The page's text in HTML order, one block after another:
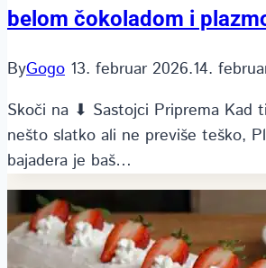
belom čokoladom i
ByGogo 13. februar 2026.14.
Skoči na ⬇ Sastojci Priprema Kad
nešto slatko ali ne previše teško,
bajadera je baš…